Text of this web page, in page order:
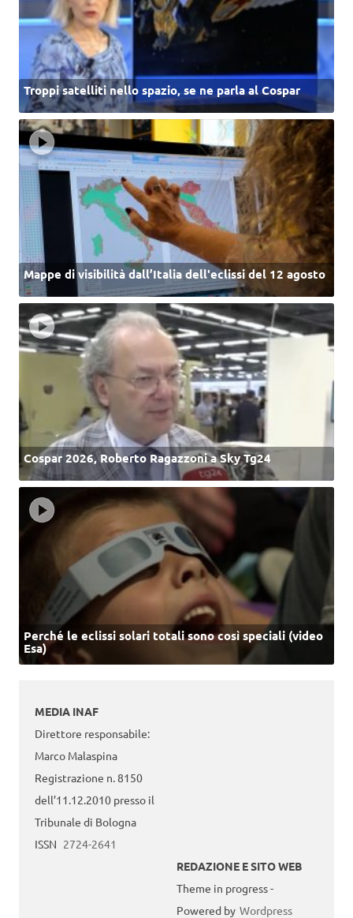
Troppi satelliti nello spazio, se ne parla al Cospar
Mappe di visibilità dall’Italia dell'eclissi del 12 agosto
Cospar 2026, Roberto Ragazzoni a Sky Tg24
Perché le eclissi solari totali sono così speciali (video
Esa)
MEDIA INAF
Direttore responsabile:
Marco Malaspina
Registrazione n. 8150
dell’11.12.2010 presso il
Tribunale di Bologna
ISSN 2724-2641
REDAZIONE E SITO WEB
Theme in progress -
Powered by Wordpress